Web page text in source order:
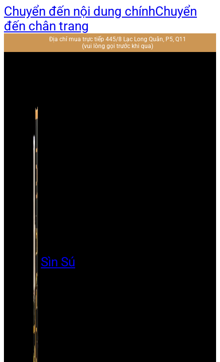
Chuyển đến nội dung chínhChuyển
đến chân trang
Địa chỉ mua trực tiếp 445/8 Lạc Long Quân, P5, Q11
(vui lòng gọi trước khi qua)
Sìn Sú